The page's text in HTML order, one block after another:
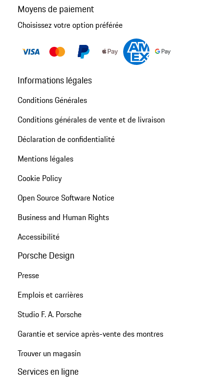
Moyens de paiement
Choisissez votre option préférée
Informations légales
Conditions Générales
Conditions générales de vente et de livraison
Déclaration de confidentialité
Mentions légales
Cookie Policy
Open Source Software Notice
Business and Human Rights
Accessibilité
Porsche Design
Presse
Emplois et carrières
Studio F. A. Porsche
Garantie et service après-vente des montres
Trouver un magasin
Services en ligne